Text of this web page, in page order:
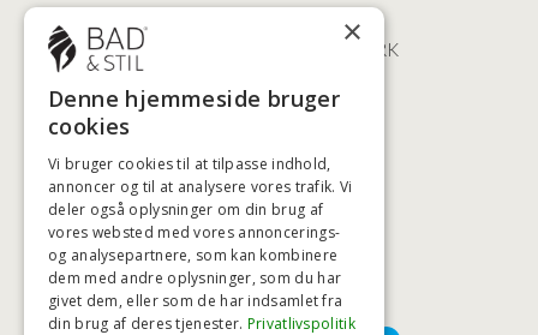
ØSTERBROGADE 202
2100 KØBENHAVN • DANMARK
+45 3920 5084
HØJESTE KREDITVÆRDIGHED
BETALINGSMULIGHEDER
×
Denne hjemmeside bruger
cookies
Vi bruger cookies til at tilpasse indhold,
annoncer og til at analysere vores trafik. Vi
deler også oplysninger om din brug af
vores websted med vores annoncerings-
og analysepartnere, som kan kombinere
dem med andre oplysninger, som du har
givet dem, eller som de har indsamlet fra
din brug af deres tjenester. Privatlivspolitik